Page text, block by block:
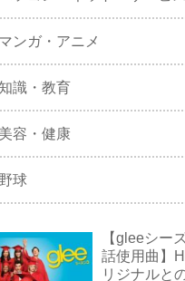
マンガ・アニメ
識・教育
美容・健康
野球
【gleeシー
話使用曲】
リジナルと